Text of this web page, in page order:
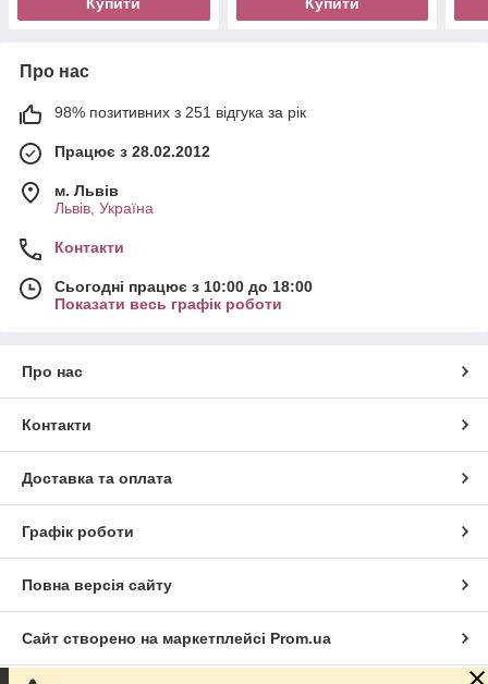
Про нас
98% позитивних з 251 відгука за рік
Працює з 28.02.2012
м. Львів
Львів, Україна
Контакти
Сьогодні працює з 10:00 до 18:00
Показати весь графік роботи
Про нас
Контакти
Доставка та оплата
Графік роботи
Повна версія сайту
Сайт створено на маркетплейсі Prom.ua